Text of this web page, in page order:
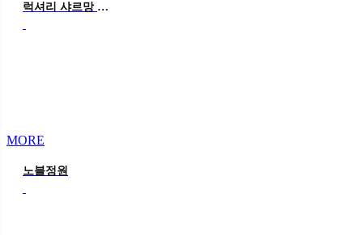
럭셔리 샤르망 옐로우
MORE
노블정원